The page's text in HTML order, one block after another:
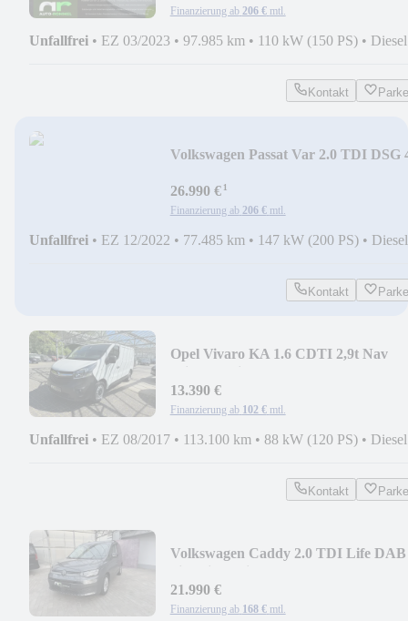
Finanzierung ab 206 € mtl.
Unfallfrei • EZ 03/2023 • 97.985 km • 110 kW (150 PS) • Diesel
Kontakt
Volkswagen Passat Var 2.0 TDI DSG
26.990 €¹
Finanzierung ab 206 € mtl.
Unfallfrei • EZ 12/2022 • 77.485 km • 147 kW (200 PS) • Diesel
Kontakt
Opel Vivaro KA 1.6 CDTI 2,9t Nav
13.390 €
Finanzierung ab 102 € mtl.
Unfallfrei • EZ 08/2017 • 113.100 km • 88 kW (120 PS) • Diesel
Kontakt
Volkswagen Caddy 2.0 TDI Life DAB
21.990 €
Finanzierung ab 168 € mtl.